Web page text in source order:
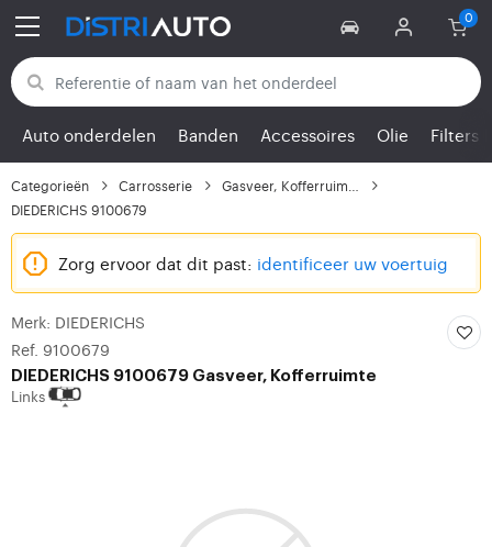
Terug naar categorieën
Auto onderdelen Banden Accessoires Olie Filters
Categorieën Carrosserie
DIEDERICHS 9100679
Zorg ervoor dat dit past: identificeer uw voertuig
Merk: DIEDERICHS
Ref. 9100679
DIEDERICHS 9100679 Gasveer, Kofferruimte
Links